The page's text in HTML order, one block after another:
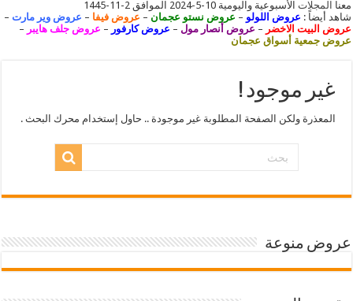
معنا المجلات الأسبوعية واليومية 10-5-2024 الموافق 2-11-1445
شاهد أيضاً : عروض اللولو – عروض نستو عجمان – عروض فيفا – عروض وير مارت –
عروض البيت الاخضر – عروض أنصار مول – عروض كارفور – عروض جلف هايبر –
عروض جمعية أسواق عجمان
غير موجود !
المعذرة ولكن الصفحة المطلوبة غير موجودة .. حاول إستخدام محرك البحث .
عروض منوعة